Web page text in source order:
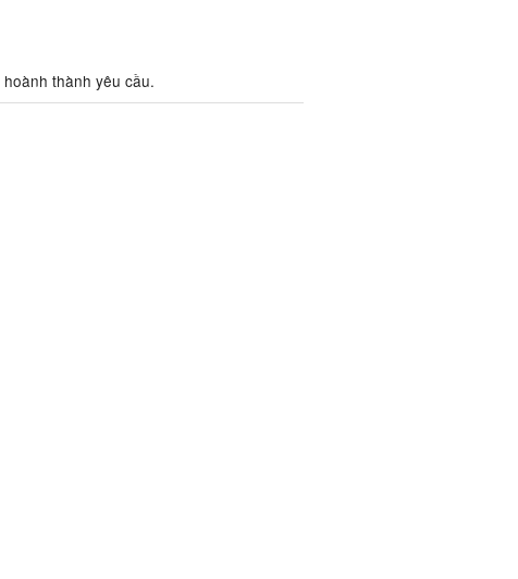
thành yêu cầu.